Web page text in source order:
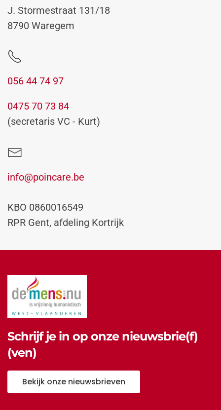
J. Stormestraat 131/18
8790 Waregem
056 44 74 97
0475 70 73 84
(secretaris VC - Kurt)
info@poincare.be
KBO 0860016549
RPR Gent, afdeling Kortrijk
Schrijf je in op onze nieuwsbrie(f)
(ven)
Bekijk onze nieuwsbrieven